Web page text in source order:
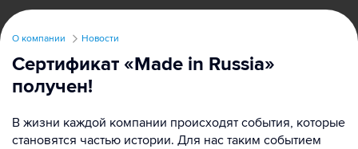
О компании Новости
Сертификат «Made in Russia»
получен!
В жизни каждой компании происходят события, которые
становятся частью истории. Для нас таким событием